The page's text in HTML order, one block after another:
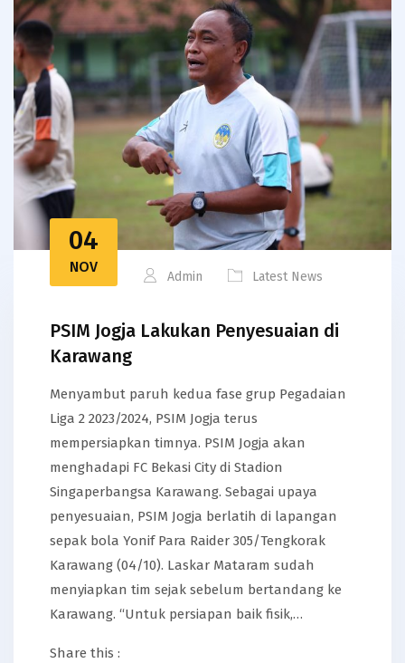
04
NOV
Admin Latest News
PSIM Jogja Lakukan Penyesuaian di
Karawang
Menyambut paruh kedua fase grup Pegadaian
Liga 2 2023/2024, PSIM Jogja terus
mempersiapkan timnya. PSIM Jogja akan
menghadapi FC Bekasi City di Stadion
Singaperbangsa Karawang. Sebagai upaya
penyesuaian, PSIM Jogja berlatih di lapangan
sepak bola Yonif Para Raider 305/Tengkorak
Karawang (04/10). Laskar Mataram sudah
menyiapkan tim sejak sebelum bertandang ke
Karawang. “Untuk persiapan baik fisik,…
Share this :